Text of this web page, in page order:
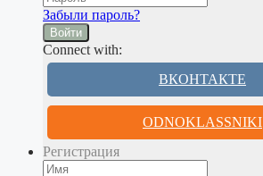
Забыли пароль?
Войти
Connect with:
ВКОНТАКТЕ
ODNOKLASSNIKI
Регистрация